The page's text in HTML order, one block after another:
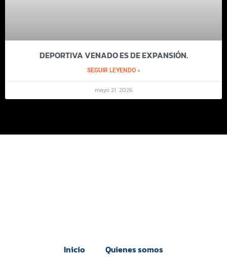
DEPORTIVA VENADO ES DE EXPANSIÓN.
SEGUIR LEYENDO »
mayo 21, 2026
Inicio
Quienes somos